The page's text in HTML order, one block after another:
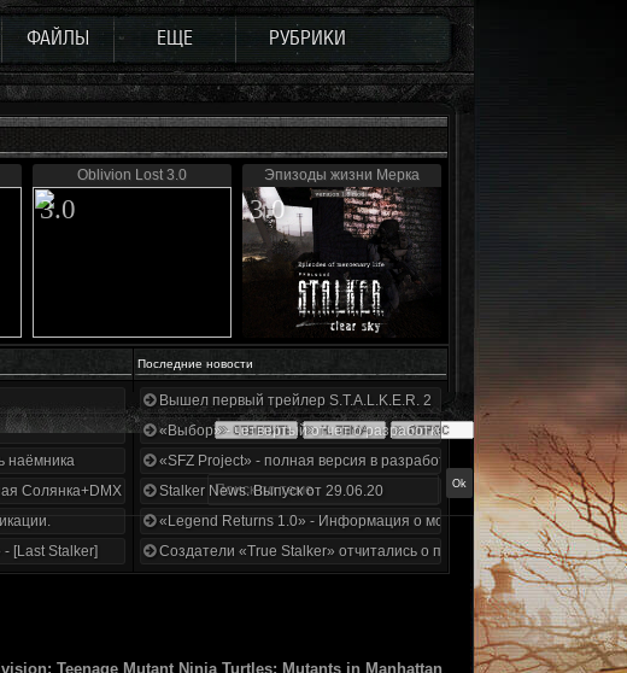
ФАЙЛЫ ЕЩЕ РУБРИКИ
Oblivion Lost 3.0
3.0
Эпизоды жизни Мерка
3.0
Последние новости
трейлера
наёмника
Солянка+DMX 1.3.5.ООП.МА.К.
[Last Stalker]
Вышел первый трейлер S.T.A.L.K.E.R. 2
«Выбор» - четвертый отчет о разработке!
«SFZ Project» - полная версия в разработке!
Stalker News. Выпуск от 29.06.20
«Legend Returns 1.0» - Информация о моде за июнь 2020
Создатели «True Stalker» отчитались о проделанной работе
Teenage Mutant Ninja Turtles: Mutants in Manhattan,